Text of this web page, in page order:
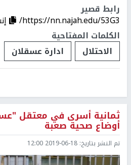
رابط قصير
https://nn.najah.edu/53G3/
الكلمات المفتاحية
الاحتلال
ادارة عسقلان
ثمانية أسرى في معتقل
أوضاع صحية صعبة
تم النشر بتاريخ: 2019-06-18 12:00